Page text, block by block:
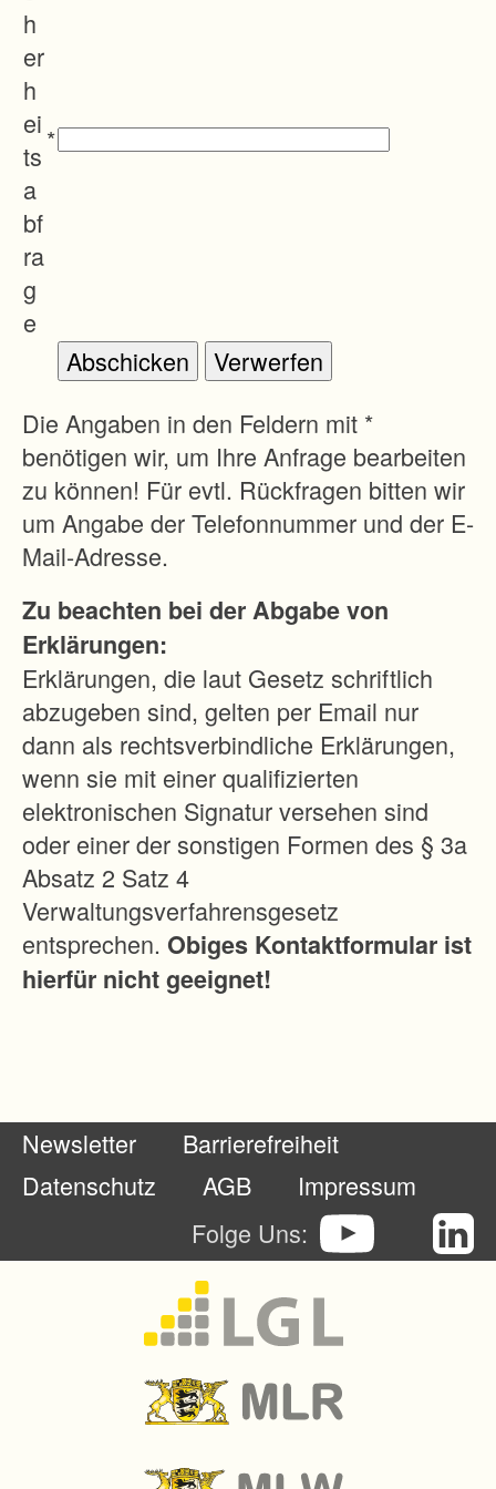
h
er
h
ei
ts
a
bf
ra
g
e
*
Die Angaben in den Feldern mit *
benötigen wir, um Ihre Anfrage bearbeiten
zu können! Für evtl. Rückfragen bitten wir
um Angabe der Telefonnummer und der E-
Mail-Adresse.
Zu beachten bei der Abgabe von
Erklärungen:
Erklärungen, die laut Gesetz schriftlich
abzugeben sind, gelten per Email nur
dann als rechtsverbindliche Erklärungen,
wenn sie mit einer qualifizierten
elektronischen Signatur versehen sind
oder einer der sonstigen Formen des § 3a
Absatz 2 Satz 4
Verwaltungsverfahrensgesetz
entsprechen. Obiges Kontaktformular ist
hierfür nicht geeignet!
Newsletter
Barrierefreiheit
Datenschutz
AGB
Impressum
Folge Uns: